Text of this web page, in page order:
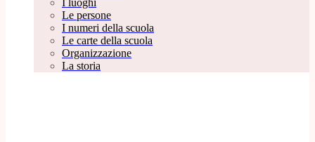
I luoghi
Le persone
I numeri della scuola
Le carte della scuola
Organizzazione
La storia